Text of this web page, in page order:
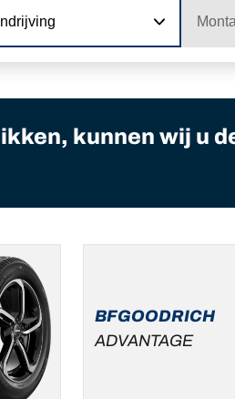
kunnen wij u
BFGOODRICH
ADVANTAGE